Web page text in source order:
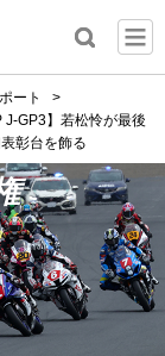
ート
>
J-GP3】若松怜が最後
彰台を飾る